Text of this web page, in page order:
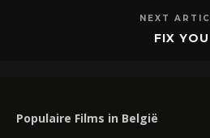
NEXT
FIX YOU
Populaire Films in België